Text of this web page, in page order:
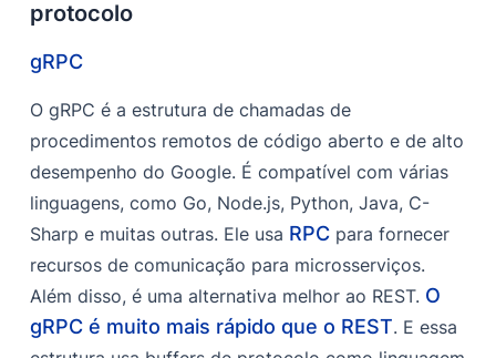
protocolo
gRPC
O gRPC é a estrutura de chamadas de
procedimentos remotos de código aberto e de alto
desempenho do Google. É compatível com várias
linguagens, como Go, Node.js, Python, Java, C-
Sharp e muitas outras. Ele usa RPC para fornecer
recursos de comunicação para microsserviços.
Além disso, é uma alternativa melhor ao REST. O
gRPC é muito mais rápido que o REST. E essa